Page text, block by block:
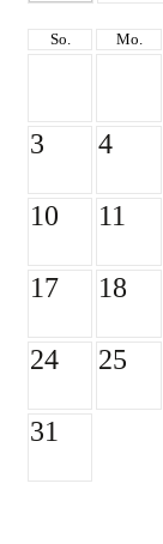
So. Mo.
3 4
10 11
17 18
24 25
31